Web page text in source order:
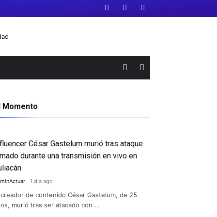
Momento
César Gastelum murió tras ataque
durante una transmisión en vivo en
1 día ago
creador de contenido César Gastelum, de 25
murió tras ser atacado con …